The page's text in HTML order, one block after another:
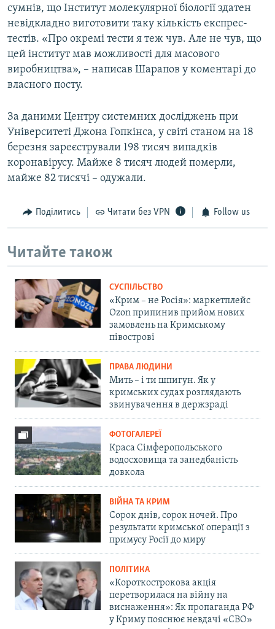
сумнів, що Інститут молекулярної біології здатен
невідкладно виготовити таку кількість експрес-
тестів. «Про окремі тести я теж чув. Але не чув, що
цей інститут мав можливості для масового
виробництва», – написав Шарапов у коментарі до
власного посту.
За даними Центру системних досліджень при
Університеті Джона Гопкінса, у світі станом на 18
березня зареєстрували 198 тисяч випадків
коронавірусу. Майже 8 тисяч людей померли,
майже 82 тисячі – одужали.
Поділитись Читати без VPN Follow us
Читайте також
СУСПІЛЬСТВО
«Крим – не Росія»: маркетплейс
Ozon припинив прийом нових
замовлень на Кримському
півострові
ПРАВА ЛЮДИНИ
Мить – і ти шпигун. Як у
кримських судах розглядають
звинувачення в держзраді
ФОТОГАЛЕРЕЇ
Краса Сімферопольського
водосховища та занедбаність
довкола
ВІЙНА ТА КРИМ
Сорок днів, сорок ночей. Про
результати кримської операції з
примусу Росії до миру
ПОЛІТИКА
«Короткострокова акція
перетворилася на війну на
виснаження»: Як пропаганда РФ
у Криму пояснює невдачі «СВО»